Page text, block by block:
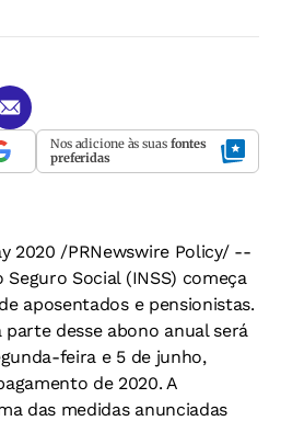
Nos adicione às suas fontes
preferidas
2020 /PRNewswire Policy/ --
Social (INSS) começa
aposentados e pensionistas.
desse abono anual será
feira e 5 de junho,
de 2020. A
das medidas anunciadas